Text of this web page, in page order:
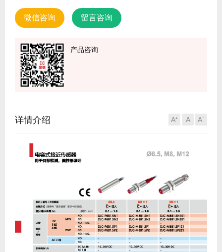
微信咨询 留言咨询
产品咨询
详情介绍 A⁺ A A⁻